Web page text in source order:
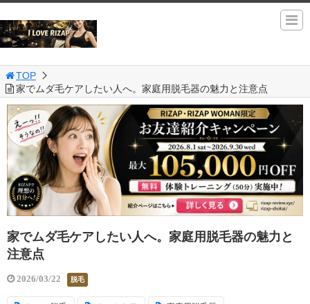
TOP
家でムダ毛ケアしたい人へ。家庭用脱毛器の魅力と注意点
家でムダ毛ケアしたい人へ。家庭用脱毛器の魅力と
注意点
2026/03/22 脱毛